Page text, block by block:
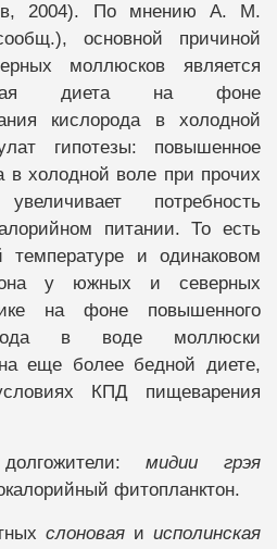
2004). По мнению А. М.
основной причиной
моллюсков является
диета на фоне
кислорода в холодной
гипотезы: повышенное
в холодной воле при прочих
потребность
питании. То есть
температуре и одинаковом
у южных и северных
на фоне повышенного
в воде моллюски
еще более бедной диете,
КПД пищеварения
мидии грэя
фитопланктон.
слоновая и исполинская